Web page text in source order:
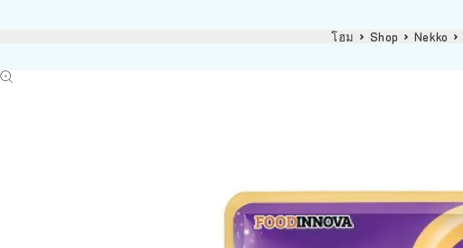
โฮม Shop Nekko